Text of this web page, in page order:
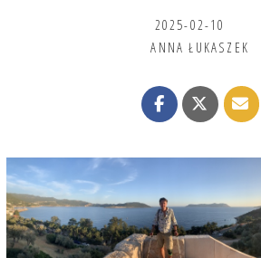
2025-02-10
ANNA ŁUKASZEK